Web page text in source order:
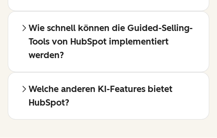
Wie schnell können die Guided-Selling-
Tools von HubSpot implementiert
werden?
Welche anderen KI-Features bietet
HubSpot?